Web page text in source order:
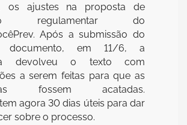
os ajustes na proposta de
regulamentar do
Após a submissão do
documento, em 11/6, a
devolveu o texto com
a serem feitas para que as
fossem acatadas.
agora 30 dias úteis para dar
sobre o processo.